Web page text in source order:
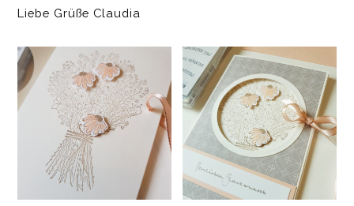
Liebe Grüße Claudia